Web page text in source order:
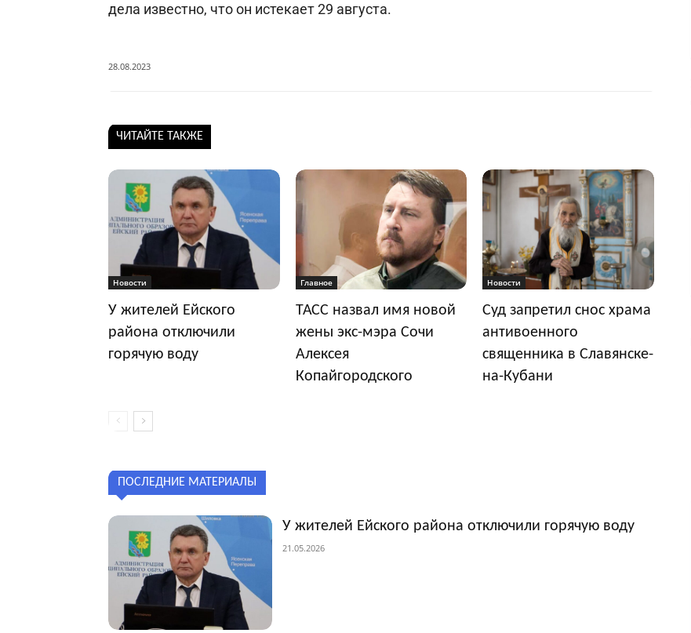
дела известно, что он истекает 29 августа.
28.08.2023
ЧИТАЙТЕ ТАКЖЕ
Новости
У жителей Ейского
района отключили
горячую воду
Главное
ТАСС назвал имя новой
жены экс-мэра Сочи
Алексея
Копайгородского
Новости
Суд запретил снос храма
антивоенного
священника в Славянске-
на-Кубани
ПОСЛЕДНИЕ МАТЕРИАЛЫ
У жителей Ейского района отключили горячую воду
21.05.2026